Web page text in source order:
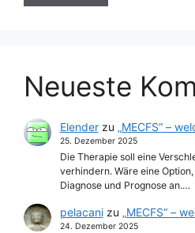
Neueste
Elenderzu „MECFS“ –
25. Dezember 2025
Die Therapie soll eine
verhindern. Wäre eine
Diagnose und Prognose an.…
pelacanizu „MECFS“ –
24. Dezember 2025